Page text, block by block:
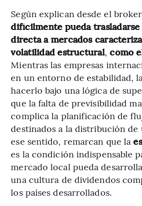
Según explican desde el
difícilmente pueda
directa a mercados
volatilidad estructural, como
Mientras las empresas
en un entorno de estabilidad,
hacerlo bajo una lógica de
que la falta de previsibilidad
complica la planificación de
destinados a la distribución de
ese sentido, remarcan que la
es la condición indispensable
mercado local pueda
una cultura de dividendos
los países desarrollados.